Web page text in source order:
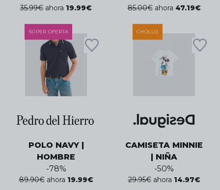
35.99€ ahora 19.99€ 85.00€ ahora 47.19€
SÚPER OFERTA
POLO NAVY |
HOMBRE
-78%
89.90€ ahora 19.99€
CHOLLO
CAMISETA MINNIE
| NIÑA
-50%
29.95€ ahora 14.97€